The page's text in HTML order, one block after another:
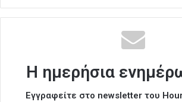
Η ημερήσια
Εγγραφείτε στο newsletter του